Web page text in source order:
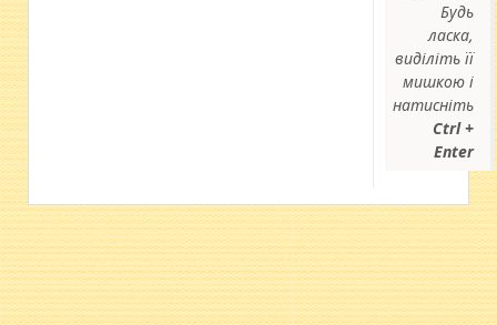
Будь
ласка,
виділіть її
мишкою і
натисніть
Ctrl +
Enter